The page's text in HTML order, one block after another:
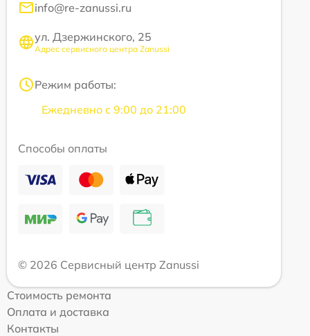
info@re-zanussi.ru
ул. Дзержинского, 25
Адрес сервисного центра Zanussi
Режим работы:
Ежедневно с 9:00 до 21:00
Способы оплаты
© 2026 Сервисный центр Zanussi
Стоимость ремонта
Оплата и доставка
Контакты